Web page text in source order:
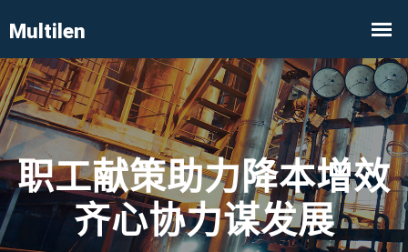
职工献策助力降本增效
齐心协力谋发展